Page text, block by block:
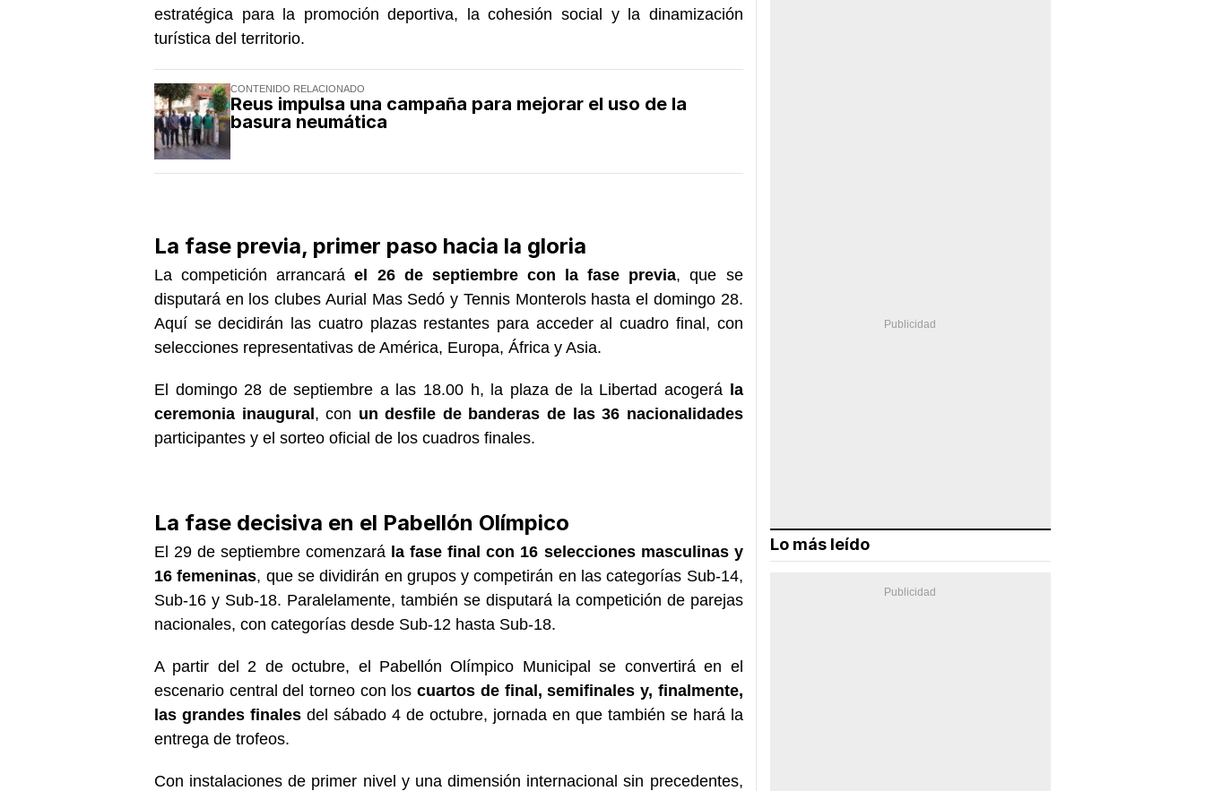
estratégica para la promoción deportiva, la cohesión social y la dinamización
turística del territorio.
CONTENIDO RELACIONADO
Reus impulsa una campaña para mejorar el uso de la
basura neumática
La fase previa, primer paso hacia la gloria
La competición arrancaráel 26 de septiembre con la fase previa, que se
disputará en los clubes Aurial Mas Sedó y Tennis Monterols hasta el domingo 28.
Aquí se decidirán las cuatro plazas restantes para acceder al cuadro final, con
selecciones representativas de América, Europa, África y Asia.
El domingo 28 de septiembre a las 18.00 h, la plaza de la Libertad acogerá la
ceremonia inaugural, con un desfile de banderas de las 36 nacionalidades
participantes y el sorteo oficial de los cuadros finales.
La fase decisiva en el Pabellón Olímpico
El 29 de septiembre comenzará la fase final con 16 selecciones masculinas y
16 femeninas, que se dividirán en grupos y competirán en las categorías Sub-14,
Sub-16 y Sub-18. Paralelamente, también se disputará la competición de parejas
nacionales, con categorías desde Sub-12 hasta Sub-18.
A partir del 2 de octubre, el Pabellón Olímpico Municipal se convertirá en el
escenario central del torneo con loscuartos de final, semifinales y, finalmente,
las grandes finalesdel sábado 4 de octubre, jornada en que también se hará la
entrega de trofeos.
Con instalaciones de primer nivel y una dimensión internacional sin precedentes,
Lo más leído